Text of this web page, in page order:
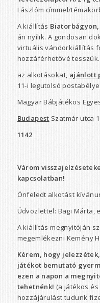
Lászlóm címmel/
A kiállítás Biatorbágyon,
án nyílik. A gondosan
virtuális vándorkiállítás
hozzáférhetővé tesszük.
az alkotásokat, ajánlott
11-i legutolsó
Magyar Bábjátékos
Budapest Szatmár utca
1142
Várom
kapcsolatban!
Önfeledt alkotást
Üdvözlettel: Bagi Márta,
A kiállítás megnyitóján
megemlékezni Kemény
Kérem, hogy
játékot bemutató
ezen a napon a
tehetnénk! (a játékos
hozzájárulást tudunk